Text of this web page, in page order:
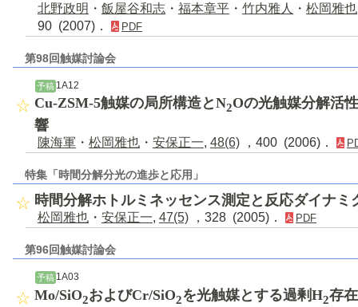
北野政明 ・ 飯屋谷和志 ・ 福本章平 ・ 竹内雅人 ・ 松岡雅也
90 (2007)．
PDF
第98回触媒討論会
予稿 1A12
Cu-ZSM-5触媒の局所構造とN2Oの光触媒分解活
響
陳海軍 ・ 松岡雅也 ・ 安保正一, 48(6) ，400 (2006)．
特集「時間分解分光の進歩と応用」
時間分解ホトルミネッセンス測定と反応ダイナミ
松岡雅也 ・ 安保正一, 47(5) ，328 (2005)． PDF
第96回触媒討論会
予稿 1A03
Mo/SiO2およびCr/SiO2を光触媒とする過剰H2存